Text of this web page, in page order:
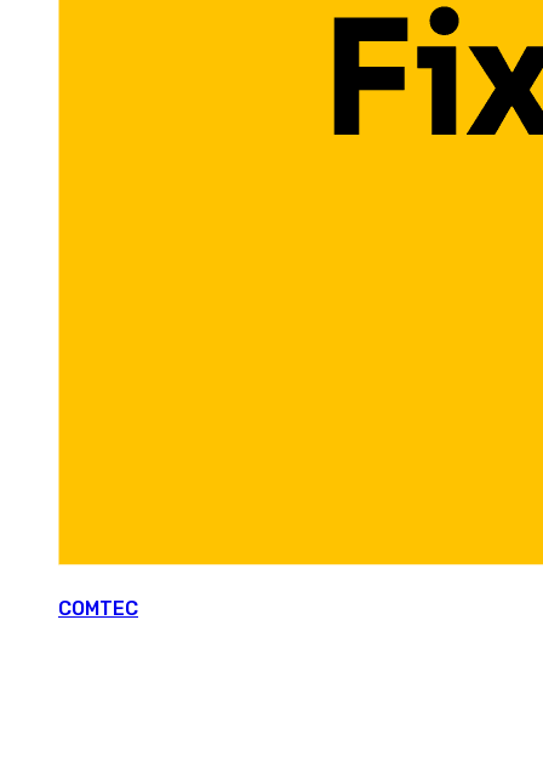
COMTEC